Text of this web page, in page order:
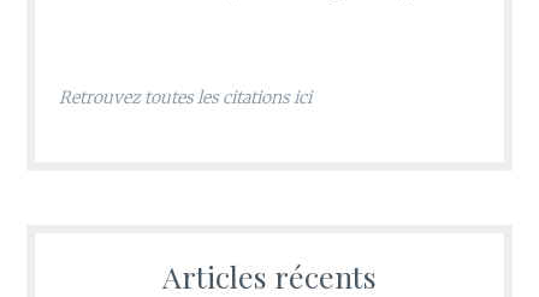
Retrouvez toutes les citations ici
Articles récents